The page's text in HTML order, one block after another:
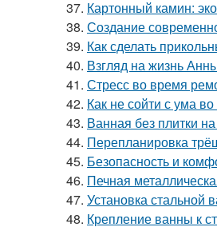
37. Картонный камин:
38. Создание
39. Как сделать
40. Взгляд на жизнь
41. Стресс во время
42. Как не сойти с ума
43. Ванная без плитки
44. Перепланировка
45. Безопасность и
46. Печная
47. Установка
48. Крепление ванны к